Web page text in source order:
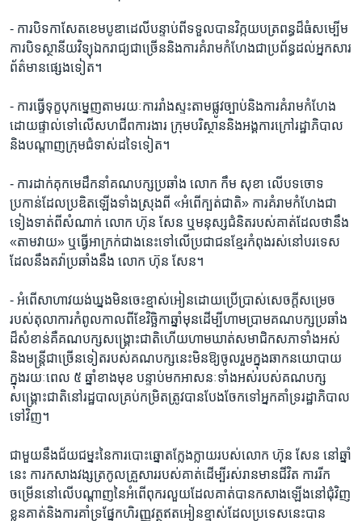
- ការ​បិទ​កាសែត​ខេមបូឌា​ដេលី​បន្ទាប់ពី​ទទួល​បាន​វិក្កយបត្រ​ពន្ធ​ដ៏​ធំ​សម្បើម​
ការ​បិទ​ស្ថានីយ​វិទ្យុ​ឯករាជ្យ​ជាច្រើន​និង​ការ​គំរាម​កំហែង​ជា​ប្រព័ន្ធ​ដល់​អ្នកសារ
ព័ត៌មាន​ផ្សេង​ទៀត។
- ការ​ធ្វើ​ទុក្ខបុកម្នេញ​តាម​រយៈ​ការ​រាំងស្ទះ​តាម​ផ្លូវ​ច្បាប់​និង​ការ​គំរាមកំហែង​
ដោយ​ផ្ទាល់​ទៅ​លើ​សហជីព​ការងារ​ ក្រុម​បរិស្ថាន​និង​អង្គការ​ក្រៅ​រដ្ឋាភិបាល ​
និង​បណ្តាញ​ក្រុម​ជំទាស់​ដទៃ​ទៀត។
- ការ​ដាក់​គុក​មេដឹកនាំ​គណបក្ស​ប្រឆាំង​ លោក កឹម សុខា ​លើ​បទ​ចោទ​
ប្រកាន់​ដែល​ប្រឌិត​ឡើង​ទាំងស្រុង​ពី​ «អំពើ​ក្បត់​ជាតិ‍» ​ការ​គំរាម​កំហែង​ជា​
ទៀងទាត់​ពី​សំណាក់ លោក ហ៊ុន សែន​ ឬ​មនុស្ស​ជំនិត​របស់​គាត់​ដែល​ថា​នឹង​
«តាម​វាយ»​ ឬ​ធ្វើ​អាក្រក់​ជាង​នេះ​ទៅ​លើ​ប្រជាជន​ខ្មែរ​កំពុង​រស់នៅ​បរទេស​
ដែល​នឹង​តវ៉ា​ប្រឆាំង​នឹង​ លោក ហ៊ុន សែន។
- អំពើ​សាហាវ​យង់ឃ្នង​មិន​ចេះ​ខ្មាស់អៀន​ដោយ​ប្រើប្រាស់​សេចក្តី​សម្រេច​
របស់​តុលាការ​កំពូល​កាលពី​ខែ​វិច្ឆិកា​ឆ្នាំមុន​ដើម្បី​ហាមប្រាម​គណបក្ស​ប្រឆាំង​
ដ៏​សំខាន់​គឺ​គណបក្ស​សង្គ្រោះ​ជាតិ​ហើយ​ហាមឃាត់​សមាជិក​សភា​ទាំងអស់​
និង​មន្ត្រី​ជាច្រើន​ទៀត​របស់​គណបក្ស​នេះ​មិន​ឱ្យ​ចូលរួម​ក្នុង​ឆាក​នយោបាយ​
ក្នុង​រយៈពេល​ ៥​ ឆ្នាំ​ខាងមុខ​ បន្ទាប់​មក​អាសនៈ​ទាំងអស់​របស់​គណបក្ស​
សង្គ្រោះ​ជាតិ​នៅ​រដ្ឋបាល​គ្រប់​កម្រិត​ត្រូវ​បាន​បែងចែក​ទៅ​អ្នកគាំទ្រ​រដ្ឋាភិបាល​
ទៅ​វិញ។
ជាមួយ​នឹង​ជ័យជម្នះ​នៃ​ការ​បោះឆ្នោត​ក្លែងក្លាយ​របស់​លោក ហ៊ុន សែន​ នៅ​ឆ្នាំ​
នេះ​ ការ​កសាង​វង្ស​ត្រកូល​គ្រួសារ​របស់​គាត់​ដើម្បី​រស់រាន​មាន​ជីវិត​ ការ​រីក​
ចម្រើន​នៅ​លើ​បណ្តាញ​នៃ​អំពើ​ពុករលួយ​ដែល​គាត់​បាន​កសាង​ឡើង​នៅ​ជុំវិញ​
ខ្លួន​គាត់​និង​ការ​គាំទ្រ​ផ្នែក​ហិរញ្ញវត្ថុ​ឥត​អៀនខ្មាស់​ដែល​ប្រទេស​នេះ​បាន​